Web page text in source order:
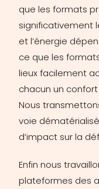
que les formats
significativement
et l’énergie
ce que les
lieux facilement
chacun un
Nous
voie
d’impact sur la
Enfin nous
plateformes des